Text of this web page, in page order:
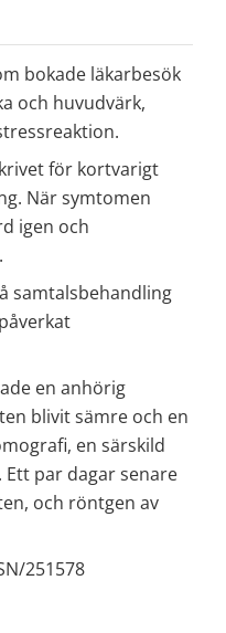
bokade läkarbesök
och huvudvärk,
för kortvarigt
När symtomen
igen och
samtalsbehandling
en anhörig
blivit sämre och en
en särskild
par dagar senare
och röntgen av
251578